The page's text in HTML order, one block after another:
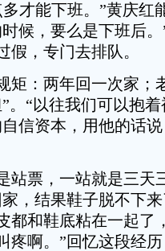
才能下班。”黄庆红
候，要么是下班后
假，专门去排队。
：两年回一次家；
。“以往我们可以抱
信资本，用他的话
票，一站就是三天
，结果鞋子脱不下
都和鞋底粘在一起了
疼啊。”回忆这段经